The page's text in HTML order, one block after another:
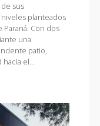
sus
planteados
Con dos
una
patio,
hacia el…